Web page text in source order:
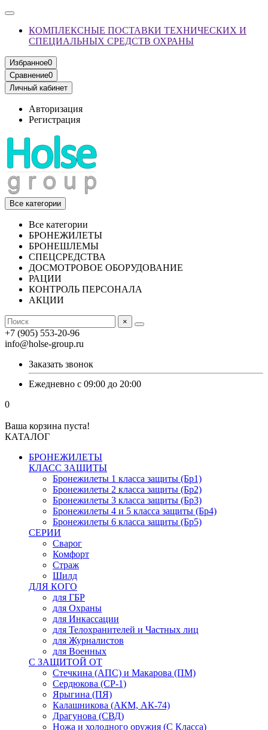
КОМПЛЕКСНЫЕ ПОСТАВКИ ТЕХНИЧЕСКИХ И
СПЕЦИАЛЬНЫХ СРЕДСТВ ОХРАНЫ
Избранное0
Сравнение0
Личный кабинет
Авторизация
Регистрация
Все категории
Все категории
БРОНЕЖИЛЕТЫ
БРОНЕШЛЕМЫ
СПЕЦСРЕДСТВА
ДОСМОТРОВОЕ ОБОРУДОВАНИЕ
РАЦИИ
КОНТРОЛЬ ПЕРСОНАЛА
АКЦИИ
×
+7 (905) 553-20-96
info@holse-group.ru
Заказать звонок
Ежедневно с 09:00 до 20:00
0
Ваша корзина пуста!
КАТАЛОГ
БРОНЕЖИЛЕТЫ
КЛАСС ЗАЩИТЫ
Бронежилеты 1 класса защиты (Бр1)
Бронежилеты 2 класса защиты (Бр2)
Бронежилеты 3 класса защиты (Бр3)
Бронежилеты 4 и 5 класса защиты (Бр4)
Бронежилеты 6 класса защиты (Бр5)
СЕРИИ
Сварог
Комфорт
Страж
Шилд
ДЛЯ КОГО
для ГБР
для Охраны
для Инкассации
для Телохранителей и Частных лиц
для Журналистов
для Военных
С ЗАЩИТОЙ ОТ
Стечкина (АПС) и Макарова (ПМ)
Сердюкова (СР-1)
Ярыгина (ПЯ)
Калашникова (АКМ, АК-74)
Драгунова (СВД)
Ножа и холодного оружия (С Класса)